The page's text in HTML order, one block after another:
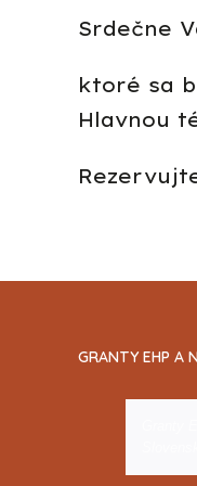
Srdečne
ktoré sa
Hlavnou
GRANTY EHP A